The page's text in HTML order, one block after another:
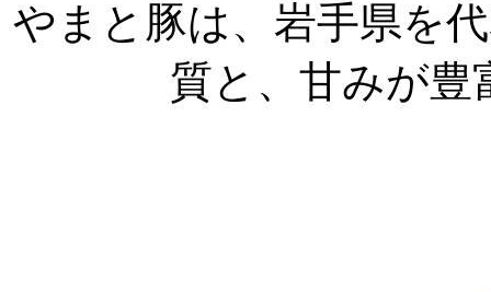
やまと豚は、岩手県を
質と、甘みが豊